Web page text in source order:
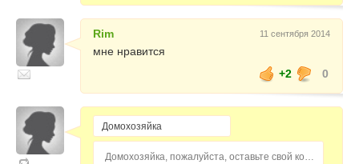
Rim 11 сентября 2014
мне нравится
+2
0
Домохозяйка, пожалуйста, оставьте свой комментарий...